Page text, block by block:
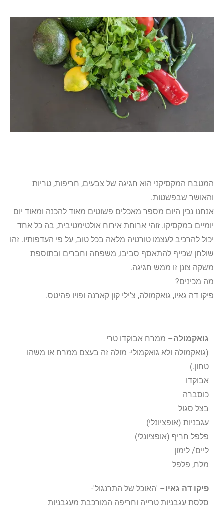
המטבח המקסיקני הוא חגיגה של צבעים, חריפות, טריות
והאושר שבפשטות.
אנחנו נכין היום מספר מאכלים פשוטים מאוד להכנה ומאוד יום
יומיים במקסיקו. זוהי ארוחת אירוח אולטימטיבית, בה כל אחד
יכול להרכיב לעצמו טורטיה מלאה בכל טוב, על פי העדפותיו. זהו
שולחן שכייף להתאסף סביבו, משפחה וחברים ובתוספת
משקה צונן זו ממש חגיגה.
מה מכינים?
פיקו דה גאיו, גואקמולה, צ'ילי קון קארנה ופויו פהיטס.
גואקמולה– ממרח אבוקדו טרי
(גואקמולה ולא גואקמולי- מולה זה בעצם ממרח או משהו
טחון.)
אבוקדו
כוסברה
בצל סגול
עגבניות (אופציונלי)
פלפל חריף (אופציונלי)
ליים/ לימון
מלח, פלפל
פיקו דה גאיו– 'האוכל של התרנגול'-
סלסת עגבניות טרייה וחריפה המורכבת מעגבניות